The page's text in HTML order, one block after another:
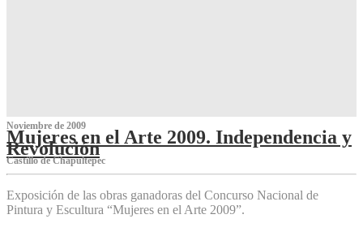
Noviembre de 2009
Mujeres en el Arte 2009. Independencia y
Revolución
Castillo de Chapultepec
Exposición de las obras ganadoras del Concurso Nacional de
Pintura y Escultura “Mujeres en el Arte 2009”.